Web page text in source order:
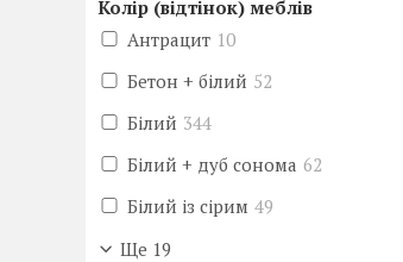
Колір (відтінок) меблів
Антрацит 10
Бетон + білий 52
Білий 344
Білий + дуб сонома 62
Білий із сірим 49
Ще 19